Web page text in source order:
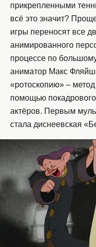
прикрепленными
всё это значит?
игры переносят все
анимированного
процессе по
аниматор Макс
«ротоскопию» –
помощью
актёров. Первым
стала диснеевская